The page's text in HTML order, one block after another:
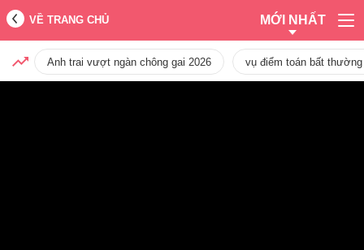
VỀ TRANG CHỦ MỚI NHẤT
Anh trai vượt ngàn chông gai 2026 vụ điểm toán bất